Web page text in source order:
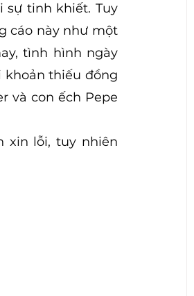
sự tinh khiết. Tuy
cáo này như một
tình hình ngày
khoản thiếu đồng
và con ếch Pepe
xin lỗi, tuy nhiên